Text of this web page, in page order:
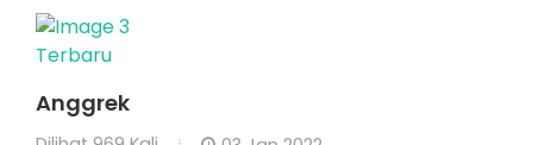
Terbaru
Anggrek